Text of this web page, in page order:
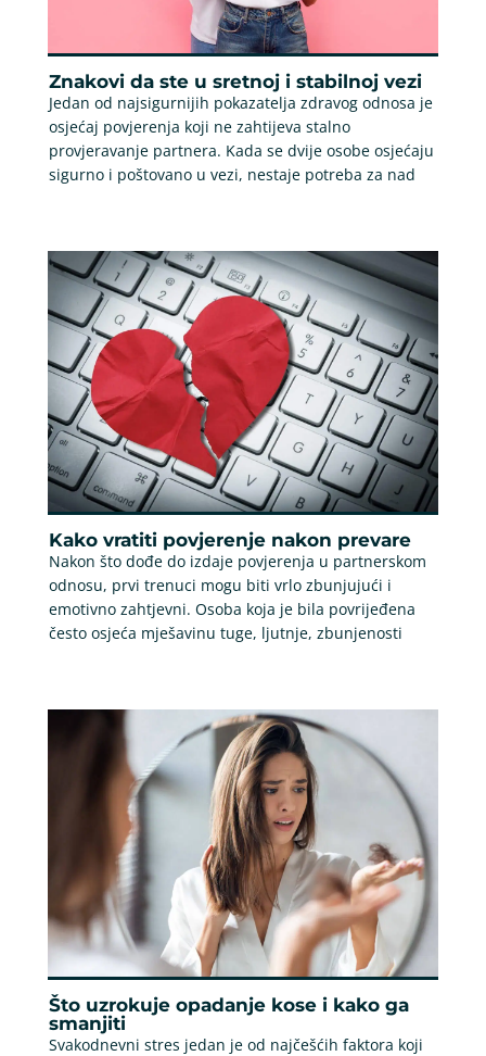
Znakovi da ste u sretnoj i stabilnoj vezi
Jedan od najsigurnijih pokazatelja zdravog odnosa je
osjećaj povjerenja koji ne zahtijeva stalno
provjeravanje partnera. Kada se dvije osobe osjećaju
sigurno i poštovano u vezi, nestaje potreba za nad
Kako vratiti povjerenje nakon prevare
Nakon što dođe do izdaje povjerenja u partnerskom
odnosu, prvi trenuci mogu biti vrlo zbunjujući i
emotivno zahtjevni. Osoba koja je bila povrijeđena
često osjeća mješavinu tuge, ljutnje, zbunjenosti
Što uzrokuje opadanje kose i kako ga
smanjiti
Svakodnevni stres jedan je od najčešćih faktora koji